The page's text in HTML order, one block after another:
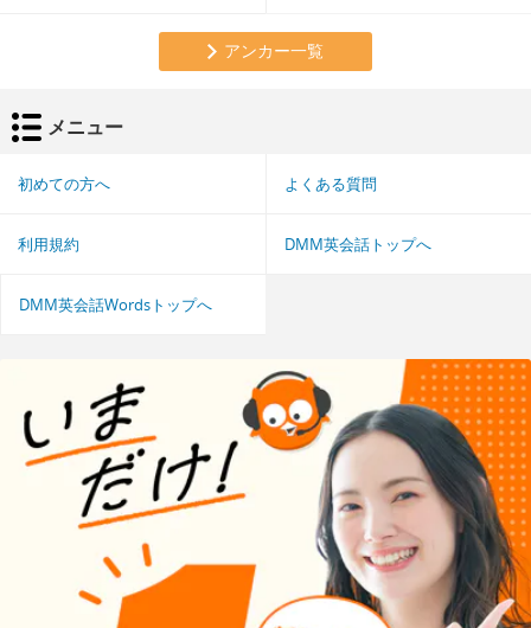
アンカー一覧
メニュー
初めての方へ よくある質問
利用規約 DMM英会話トップへ
DMM英会話Wordsトップへ